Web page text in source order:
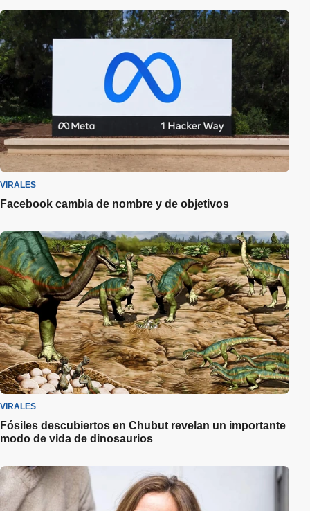
VIRALES
Facebook cambia de nombre y de objetivos
VIRALES
Fósiles descubiertos en Chubut revelan un importante
modo de vida de dinosaurios